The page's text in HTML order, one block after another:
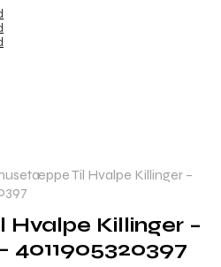
Til Hvalpe Killinger –
Killinger –
4011905320397